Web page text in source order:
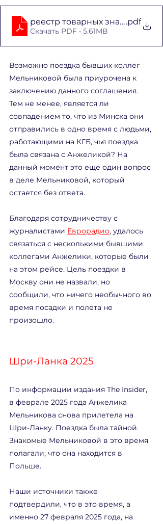
реестр товарных знаков РБ
.pdf
Скачать PDF • 5.61MB
Возможно поездка бывших коллег
Мельниковой была приурочена к
заключению данного соглашения.
Тем не менее, является ли
совпадением то, что из Минска они
отправились в одно время с людьми,
работающими на КГБ, чья поездка
была связана с Анжеликой? На
данный момент это еще один вопрос
в деле Мельниковой, который
остается без ответа.
Благодаря сотрудничеству с
журналистами Еврорадио, удалось
связаться с несколькими бывшими
коллегами Анжелики, которые были
на этом рейсе. Цель поездки в
Москву они не назвали, но
сообщили, что ничего необычного во
время посадки и полета не
произошло.
Шри-Ланка 2025
По информации издания The Insider,
в феврале 2025 года Анжелика
Мельникова снова прилетела на
Шри-Ланку. Поездка была тайной.
Знакомые Мельниковой в это время
полагали, что она находится в
Польше.
Наши источники также
подтвердили, что в это время, а
именно 27 февраля 2025 года, на